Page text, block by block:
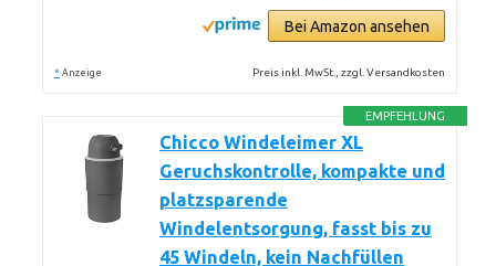
Bei Amazon ansehen
* Anzeige Preis inkl. MwSt., zzgl. Versandkosten
EMPFEHLUNG
Chicco Windeleimer XL
Geruchskontrolle, kompakte und
platzsparende
Windelentsorgung, fasst bis zu
45 Windeln, kein Nachfüllen